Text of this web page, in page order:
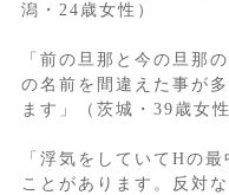
潟・24歳女性）
「前の旦那と今の旦那
の名前を間違えた事が
ます」（茨城・39歳女性
「浮気をしていてHの
ことがあります。反対